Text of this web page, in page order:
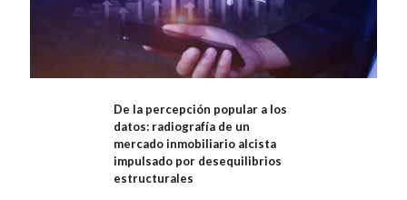
De la percepción popular a los
datos: radiografía de un
mercado inmobiliario alcista
impulsado por desequilibrios
estructurales